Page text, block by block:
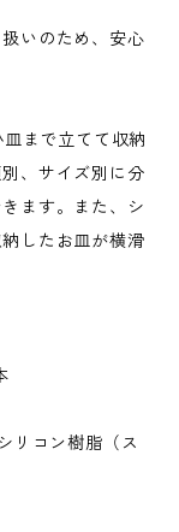
いのため、安心
まで立てて収納
、サイズ別に分
ます。また、シ
したお皿が横滑
リコン樹脂（ス